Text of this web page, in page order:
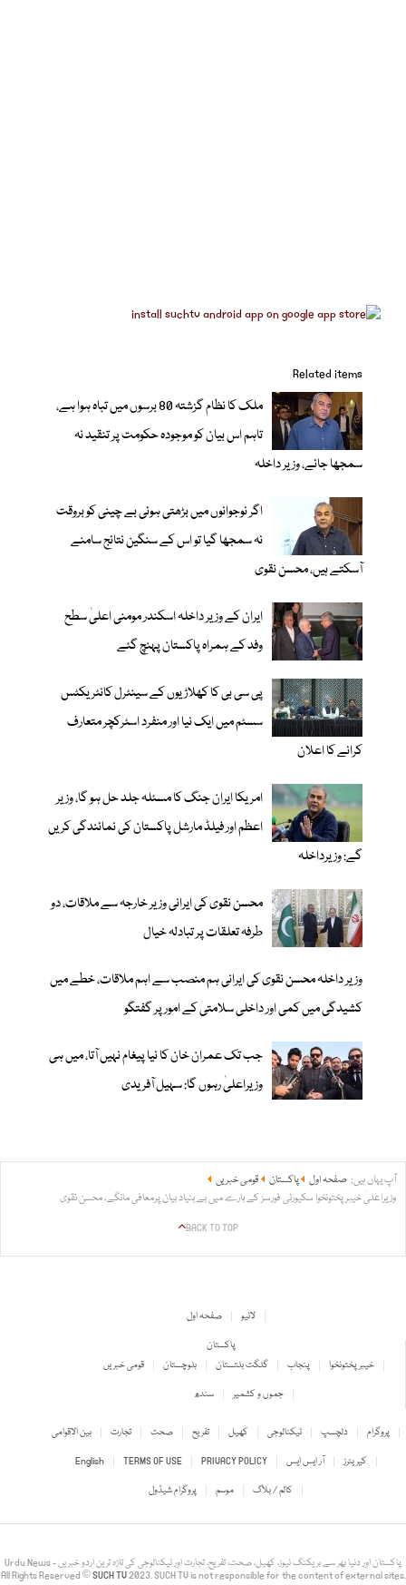
Related items
ملک کا نظام گزشتہ 80 برسوں میں تباہ ہوا ہے،
تاہم اس بیان کو موجودہ حکومت پر تنقید نہ
سمجھا جائے، وزیر داخلہ
اگر نوجوانوں میں بڑھتی ہوئی بے چینی کو بروقت
نہ سمجھا گیا تو اس کے سنگین نتائج سامنے
آسکتے ہیں، محسن نقوی
ایران کے وزیر داخلہ اسکندر مومنی اعلیٰ سطح
وفد کے ہمراہ پاکستان پہنچ گئے
پی سی بی کا کھلاڑیوں کے سینٹرل کانٹریکٹس
سسٹم میں ایک نیا اور منفرد اسٹرکچر متعارف
کرانے کا اعلان
امریکا ایران جنگ کا مسئلہ جلد حل ہو گا، وزیر
اعظم اور فیلڈ مارشل پاکستان کی نمائندگی کریں
گے: وزیرداخلہ
محسن نقوی کی ایرانی وزیر خارجہ سے ملاقات، دو
طرفہ تعلقات پر تبادلہ خیال
وزیر داخلہ محسن نقوی کی ایرانی ہم منصب سے اہم ملاقات، خطے میں
کشیدگی میں کمی اور داخلی سلامتی کے امور پر گفتگو
جب تک عمران خان کا نیا پیغام نہیں آتا، میں ہی
وزیراعلیٰ رہوں گا: سہیل آفریدی
آپ یہاں ہیں: صفحہ اول پاکستان
قومی خبریں
وزیراعلیٰ خیبرپختونخوا سکیورٹی فورسز کے بارے میں بے بنیاد بیان پرمعافی مانگے، محسن نقوی
BACK TO TOP
صفحہ اول
لائیو
پاکستان
قومی خبریں
بلوچستان گلگت بلتستان پنجاب
خیبر پختونخوا
سندھ
جموں و کشمیر
بین الاقوامی تجارت صحت تفریح کھیل ٹیکنالوجی دلچسپ
پروگرام
English
TERMS OF USE PRIVACY POLICY آر ایس ایس
کیریئرز
پروگرام شیڈول
موسم کالم / بلاگ
Urdu News - پاکستان اور دنیا بھر سے بریکنگ نیوز، کھیل، صحت، تفریح، تجارت اور ٹیکنالوجی کی تازہ ترین اردو خبریں
All Rights Reserved ©SUCH TV2023. SUCH TV is not responsible for the content of external sites.